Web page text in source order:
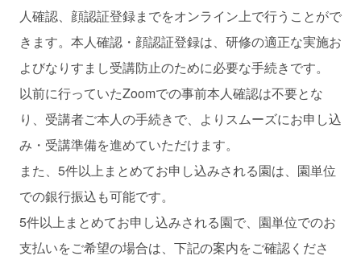
人確認、顔認証登録までをオンライン上で行うことがで
きます。本人確認・顔認証登録は、研修の適正な実施お
よびなりすまし受講防止のために必要な手続きです。
以前に行っていたZoomでの事前本人確認は不要とな
り、受講者ご本人の手続きで、よりスムーズにお申し込
み・受講準備を進めていただけます。
また、5件以上まとめてお申し込みされる園は、園単位
での銀行振込も可能です。
5件以上まとめてお申し込みされる園で、園単位でのお
支払いをご希望の場合は、下記の案内をご確認くださ